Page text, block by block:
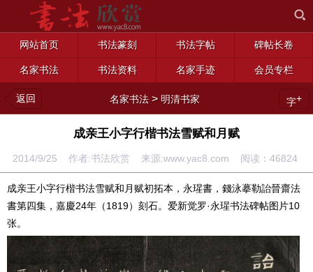
网站首页 书法篆刻 书法字帖 碑帖长卷
名家书法 书法资料 名家手迹 会员专栏
返回 名家书法 > 明清书家 字+
成亲王小字行楷书法雪赋和月赋
2014/9/25 作者:书法欣赏 来源:www.yac8.com 阅读： 46824
成亲王小字行楷书法雪赋和月赋初拓本，永瑆書，錢泳摹勒詒晉齋法
書第四集，嘉慶24年（1819）刻石。爱新觉罗·永瑆书法碑帖图片10
张。